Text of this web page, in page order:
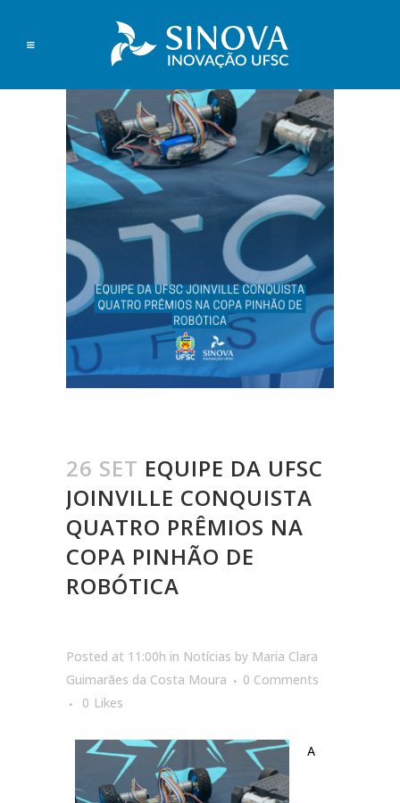
26 SET EQUIPE DA UFSC
JOINVILLE CONQUISTA
QUATRO PRÊMIOS NA
COPA PINHÃO DE
ROBÓTICA
Posted at 11:00h in Notícias by Maria Clara
Guimarães da Costa Moura
0 Comments
0 Likes
A